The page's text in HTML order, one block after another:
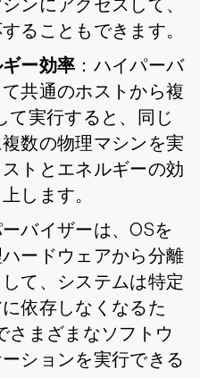
ンにアクセスして、
ることもできます。
ー効率 ：ハイパーバ
共通のホストから複
て実行すると、同じ
数の物理マシンを実
トとエネルギーの効
します。
バイザーは、OSを
ードウェアから分離
て、システムは特定
依存しなくなるた
さまざまなソフトウ
ションを実行できる